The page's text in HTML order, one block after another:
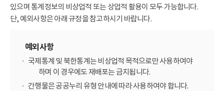
있으며 통계정보의 비상업적 또는 상업적 활용이 모두 가능합니다.
단, 예외사항은 아래 규정을 참고하시기 바랍니다.
예외사항
국제통계 및 북한통계는 비상업적 목적으로만 사용하여야
하며 이 경우에도 재배포는 금지됩니다.
간행물은 공공누리 유형 안내에 따라 사용하여야 합니다.